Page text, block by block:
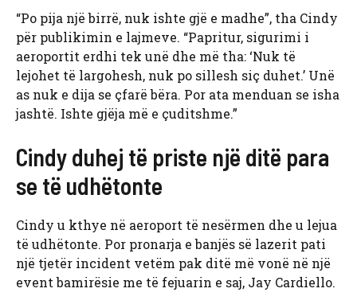
“Po pija një birrë, nuk ishte gjë e madhe”, tha Cindy
për publikimin e lajmeve. “Papritur, sigurimi i
aeroportit erdhi tek unë dhe më tha: ‘Nuk të
lejohet të largohesh, nuk po sillesh siç duhet.’ Unë
as nuk e dija se çfarë bëra. Por ata menduan se isha
jashtë. Ishte gjëja më e çuditshme.”
Cindy duhej të priste një ditë para
se të udhëtonte
Cindy u kthye në aeroport të nesërmen dhe u lejua
të udhëtonte. Por pronarja e banjës së lazerit pati
një tjetër incident vetëm pak ditë më vonë në një
event bamirësie me të fejuarin e saj, Jay Cardiello.